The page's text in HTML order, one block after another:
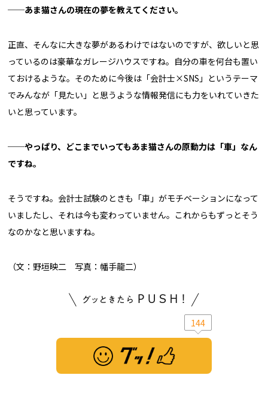
──あま猫さんの現在の夢を教えてください。
正直、そんなに大きな夢があるわけではないのですが、欲しいと思
っているのは豪華なガレージハウスですね。自分の車を何台も置い
ておけるような。そのために今後は「会計士×SNS」というテーマ
でみんなが「見たい」と思うような情報発信にも力をいれていきた
いと思っています。
──やっぱり、どこまでいってもあま猫さんの原動力は「車」なん
ですね。
そうですね。会計士試験のときも「車」がモチベーションになって
いましたし、それは今も変わっていません。これからもずっとそう
なのかなと思いますね。
（文：野垣映二 写真：幡手龍二）
144